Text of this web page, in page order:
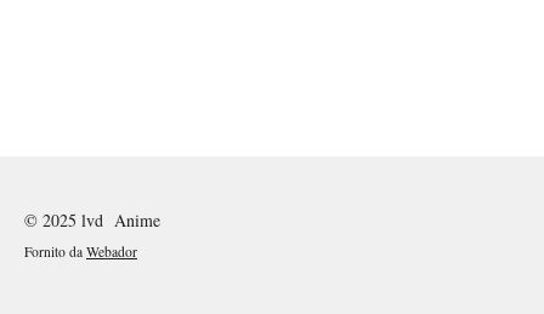
© 2025 lvd Anime
Fornito da Webador